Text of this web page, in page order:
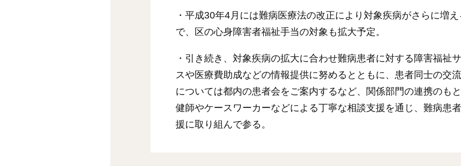
・平成30年4月には難病医療法の改正により対象疾病がさらに増
で、区の心身障害者福祉手当の対象も拡大予定。
・引き続き、対象疾病の拡大に合わせ難病患者に対する障害福祉
スや医療費助成などの情報提供に努めるとともに、患者同士の交
については都内の患者会をご案内するなど、関係部門の連携のも
健師やケースワーカーなどによる丁寧な相談支援を通じ、難病患
援に取り組んで参る。